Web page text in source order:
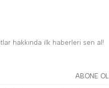
hakkında ilk haberleri sen al!
ABONE OL